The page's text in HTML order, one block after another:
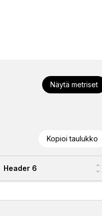
Näytä metriset
Kopioi taulukko
Header 6